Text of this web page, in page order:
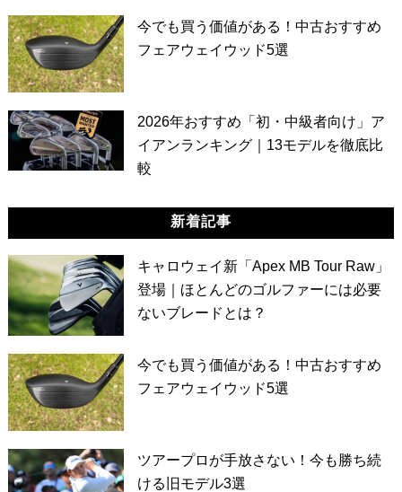
今でも買う価値がある！中古おすすめ
フェアウェイウッド5選
2026年おすすめ「初・中級者向け」ア
イアンランキング｜13モデルを徹底比
較
新着記事
キャロウェイ新「Apex MB Tour Raw」
登場｜ほとんどのゴルファーには必要
ないブレードとは？
今でも買う価値がある！中古おすすめ
フェアウェイウッド5選
ツアープロが手放さない！今も勝ち続
ける旧モデル3選